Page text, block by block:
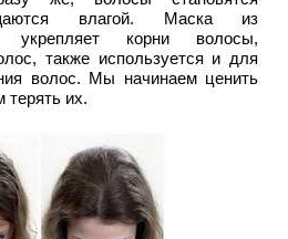
влагой. Маска из
укрепляет корни волосы,
также используется и для
волос. Мы начинаем ценить
терять их.